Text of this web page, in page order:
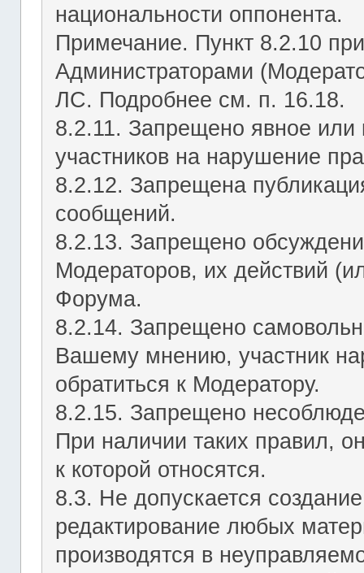
национальности оппонента.
Примечание. Пункт 8.2.10
Администраторами
ЛС. Подробнее см. п. 16.18.
8.2.11. Запрещено явное или
участников на нарушение
8.2.12. Запрещена
сообщений.
8.2.13. Запрещено
Модераторов, их действий
Форума.
8.2.14. Запрещено
Вашему мнению, участник
обратиться к Модератору.
8.2.15. Запрещено
При наличии таких правил,
к которой относятся.
8.3. Не допускается
редактирование любых
производятся в